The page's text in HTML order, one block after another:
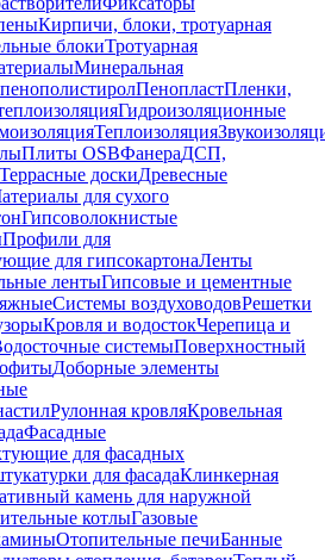
Кирпичи, блоки, тротуарная
блокиТротуарная
Минеральная
ПенопластПленки,
Гидроизоляционные
Теплоизоляция
Плиты OSBФанераДСП,
Террасные доскиДревесные
для сухого
Гипсоволокнистые
Профили для
для гипсокартонаЛенты
лентыГипсовые и цементные
Системы воздуховодовРешетки
Кровля и водостокЧерепица и
системыПоверхностный
Доборные элементы
Рулонная кровляКровельная
Фасадные
для фасадных
для фасадаКлинкерная
камень для наружной
котлыГазовые
Отопительные печиБанные